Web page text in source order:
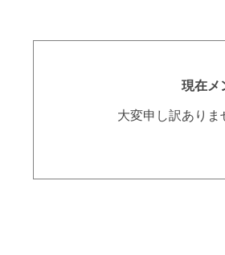
現在メ
大変申し訳あり